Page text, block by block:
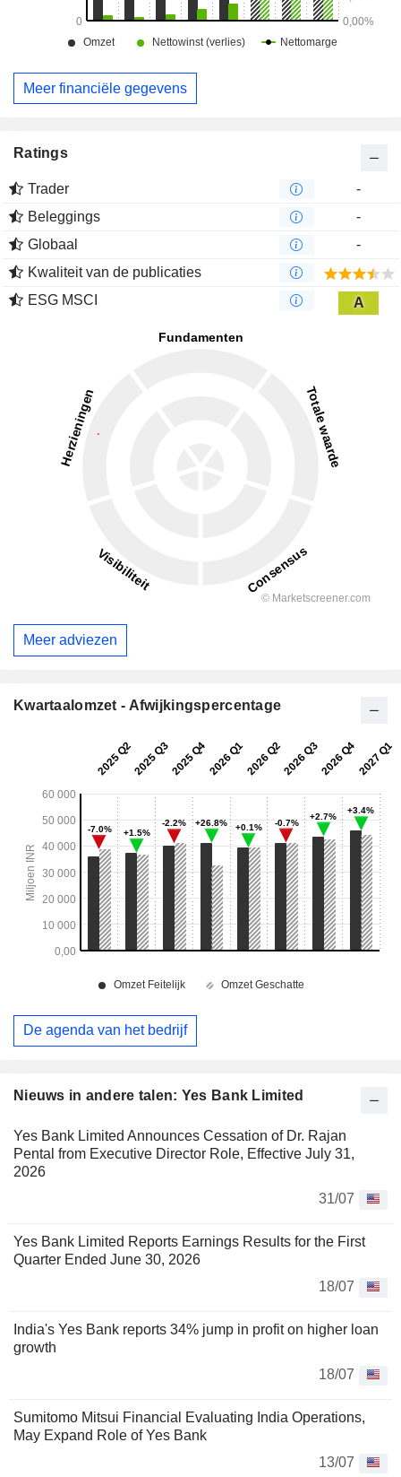
Nieuws in andere talen: Yes Bank Limited
Yes Bank Limited Announces Cessation of Dr. Rajan
Pental from Executive Director Role, Effective July 31,
2026
31/07
Yes Bank Limited Reports Earnings Results for the First
Quarter Ended June 30, 2026
18/07
India's Yes Bank reports 34% jump in profit on higher loan
growth
18/07
Sumitomo Mitsui Financial Evaluating India Operations,
May Expand Role of Yes Bank
13/07
Meer financiële gegevens
Ratings
Trader
-
Beleggings
-
Globaal
-
Kwaliteit van de publicaties
ESG MSCI
A
Meer adviezen
Kwartaalomzet - Afwijkingspercentage
De agenda van het bedrijf